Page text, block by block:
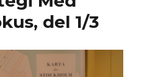
del 1/3